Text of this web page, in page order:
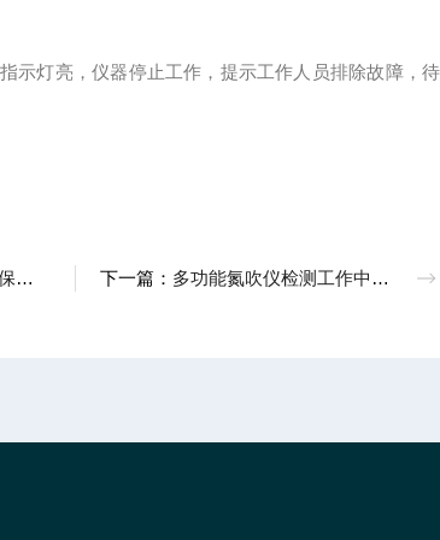
灯亮，仪器停止工作，提示工作人员排除故障，待
心 下一篇： 多功能氮吹仪检测工作中，有多少事项是我们要注意并维护好的